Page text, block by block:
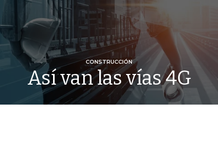
CONSTRUCCIÓN
Así van las vías 4G